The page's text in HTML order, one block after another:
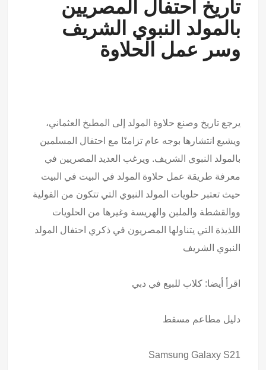
تاريخ احتفال المصريين
بالمولد النبوي الشريف
وسر عمل الحلاوة
يرجع تاريخ وصنع حلاوة المولد إلى المطبخ العثماني،
ويشيع انتشارها بوجه عام تزامنًا مع احتفال المسلمين
بالمولد النبوي الشريف. ويرغب العديد المصريين في
معرفة طريقة عمل حلاوة المولد في البيت في البيت
حيث تعتبر حلويات المولد النبوي التي تتكون من الفولية
ووالقشطة والملبن والهريسة وغيرها من الحلويات
اللذيذة التي يتناولها المصريون في ذكري احتفال المولد
النبوي الشريف
اقرأ أيضا: كلاب للبيع في دبي
دليل مطاعم مسقط
Samsung Galaxy S21